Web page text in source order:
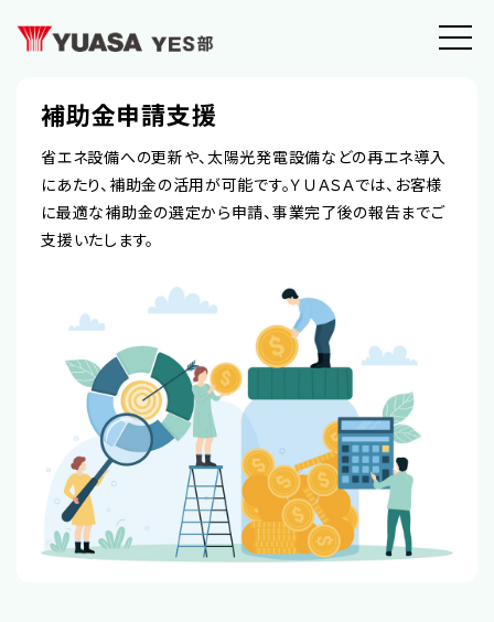
補助金申請支援
省エネ設備への更新や、太陽光発電設備などの再エネ導入
にあたり、補助金の活用が可能です。ＹＵＡＳＡでは、お客様
に最適な補助金の選定から申請、事業完了後の報告までご
支援いたします。